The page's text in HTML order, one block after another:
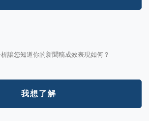
讓您知道你的新聞稿成效表現如何？
我想了解